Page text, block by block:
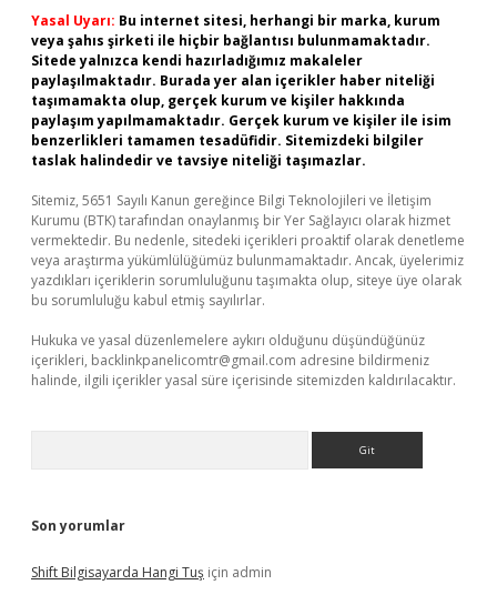
Yasal Uyarı: Bu internet sitesi, herhangi bir marka, kurum
veya şahıs şirketi ile hiçbir bağlantısı bulunmamaktadır.
Sitede yalnızca kendi hazırladığımız makaleler
paylaşılmaktadır. Burada yer alan içerikler haber niteliği
taşımamakta olup, gerçek kurum ve kişiler hakkında
paylaşım yapılmamaktadır. Gerçek kurum ve kişiler ile isim
benzerlikleri tamamen tesadüfidir. Sitemizdeki bilgiler
taslak halindedir ve tavsiye niteliği taşımazlar.
Sitemiz, 5651 Sayılı Kanun gereğince Bilgi Teknolojileri ve İletişim
Kurumu (BTK) tarafından onaylanmış bir Yer Sağlayıcı olarak hizmet
vermektedir. Bu nedenle, sitedeki içerikleri proaktif olarak denetleme
veya araştırma yükümlülüğümüz bulunmamaktadır. Ancak, üyelerimiz
yazdıkları içeriklerin sorumluluğunu taşımakta olup, siteye üye olarak
bu sorumluluğu kabul etmiş sayılırlar.
Hukuka ve yasal düzenlemelere aykırı olduğunu düşündüğünüz
içerikleri, backlinkpanelicomtr@gmail.com adresine bildirmeniz
halinde, ilgili içerikler yasal süre içerisinde sitemizden kaldırılacaktır.
Son yorumlar
Shift Bilgisayarda Hangi Tuş için admin